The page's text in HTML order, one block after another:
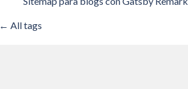
← All tags